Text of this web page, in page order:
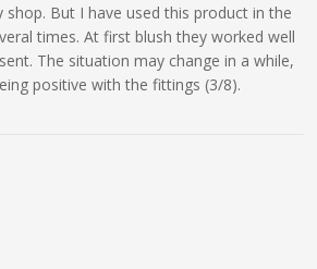
But I have used this product in the
times. At first blush they worked well
The situation may change in a while,
positive with the fittings (3/8).